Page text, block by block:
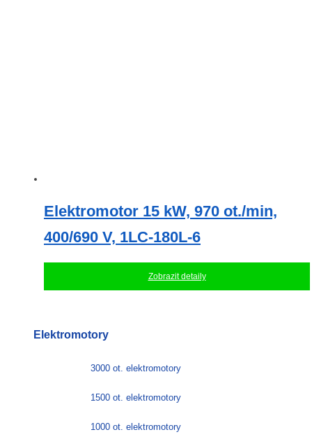
Elektromotor 15 kW, 970 ot./min,
400/690 V, 1LC-180L-6
Zobrazit detaily
Elektromotory
3000 ot. elektromotory
1500 ot. elektromotory
1000 ot. elektromotory